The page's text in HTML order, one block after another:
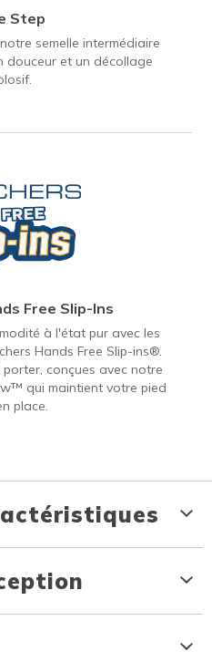
Step
semelle intermédiaire
douceur et un décollage
Free Slip-Ins
à l'état pur avec les
Hands Free Slip-ins®.
conçues avec notre
qui maintient votre pied
place.